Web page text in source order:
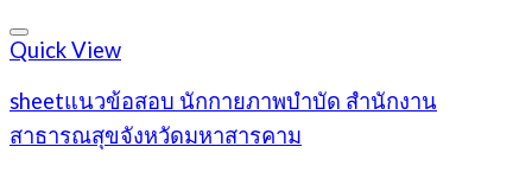
Quick View
sheetแนวข้อสอบ นักกายภาพบำบัด สำนักงาน
สาธารณสุขจังหวัดมหาสารคาม